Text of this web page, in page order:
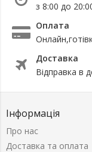
з 8:00 до
Оплата
Доставка
Відправка в
Інформація
Про нас
Доставка та оплата